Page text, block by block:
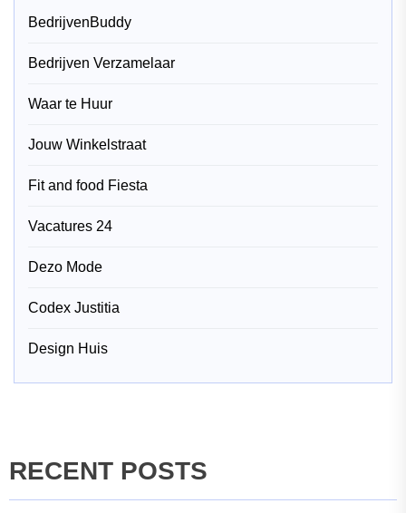
BedrijvenBuddy
Bedrijven Verzamelaar
Waar te Huur
Jouw Winkelstraat
Fit and food Fiesta
Vacatures 24
Dezo Mode
Codex Justitia
Design Huis
RECENT POSTS